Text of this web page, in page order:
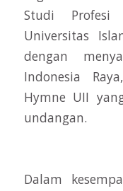
Studi Profesi
Universitas
dengan
Indonesia
Hymne UII
undangan.
Dalam